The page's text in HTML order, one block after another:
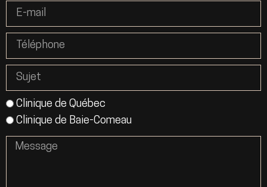
Clinique de Québec
Clinique de Baie-Comeau